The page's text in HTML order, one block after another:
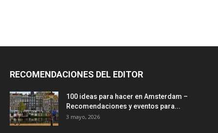
RECOMENDACIONES DEL EDITOR
100 ideas para hacer en Amsterdam –
Recomendaciones y eventos para...
3 mayo, 2026